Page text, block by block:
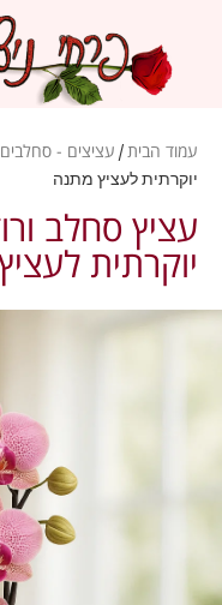
עמוד הבית/ עציצים - סחלבים
יוקרתית לעציץ מתנה
עציץ סחלב
יוקרתית